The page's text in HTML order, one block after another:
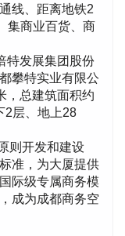
线、距离地铁2
集商业百货、商
特发展集团股份
攀特实业有限公
，总建筑面积约
2层、地上28
则开发和建设
准，为大厦提供
际级专属商务模
成为成都商务空